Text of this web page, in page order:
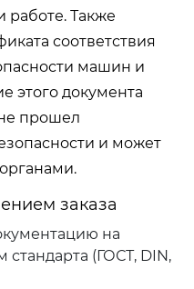
Также
соответствия
машин и
этого документа
прошел
и может
заказа
на
стандарта (ГОСТ, DIN,